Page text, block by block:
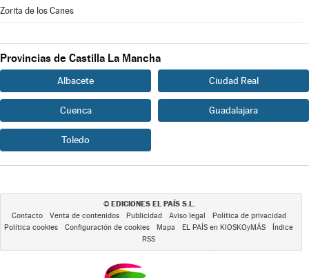
Zorita de los Canes
Provincias de Castilla La Mancha
Albacete Ciudad Real
Cuenca Guadalajara
Toledo
© EDICIONES EL PAÍS S.L.
Contacto Venta de contenidos Publicidad Aviso legal
Política de privacidad
Política cookies
Configuración de cookies Mapa EL PAÍS en KIOSKOyMÁS
Índice
RSS